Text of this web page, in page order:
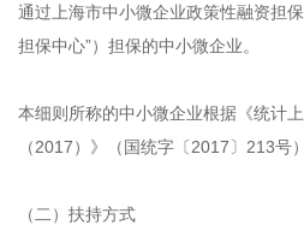
通过上海市中小微企业政策性融资担
担保中心”）担保的中小微企业。
本细则所称的中小微企业根据《统计
（2017）》（国统字〔2017〕213号
（二）扶持方式